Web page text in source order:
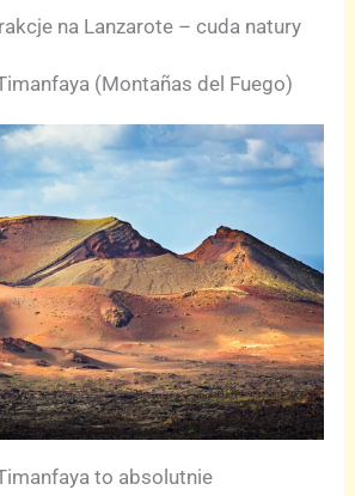
na Lanzarote – cuda natury
(Montañas del Fuego)
to absolutnie